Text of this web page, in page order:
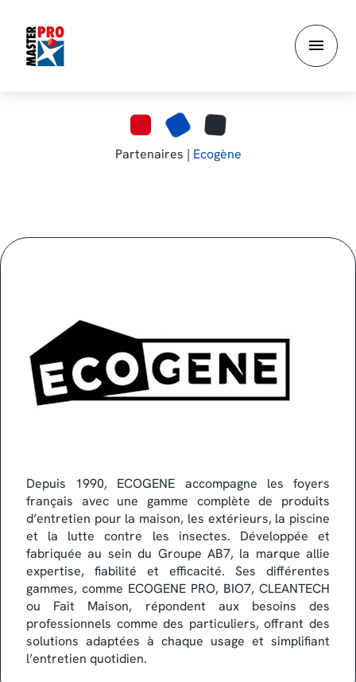
contenu
principal
Partenaires | Ecogène
Depuis 1990, ECOGENE accompagne les foyers
français avec une gamme complète de produits
d’entretien pour la maison, les extérieurs, la piscine
et la lutte contre les insectes. Développée et
fabriquée au sein du Groupe AB7, la marque allie
expertise, fiabilité et efficacité. Ses différentes
gammes, comme ECOGENE PRO, BIO7, CLEANTECH
ou Fait Maison, répondent aux besoins des
professionnels comme des particuliers, offrant des
solutions adaptées à chaque usage et simplifiant
l’entretien quotidien.